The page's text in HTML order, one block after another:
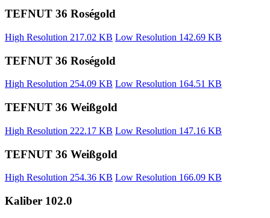
TEFNUT 36 Roségold
High Resolution 217.02 KB Low Resolution 142.69 KB
TEFNUT 36 Roségold
High Resolution 254.09 KB Low Resolution 164.51 KB
TEFNUT 36 Weißgold
High Resolution 222.17 KB Low Resolution 147.16 KB
TEFNUT 36 Weißgold
High Resolution 254.36 KB Low Resolution 166.09 KB
Kaliber 102.0